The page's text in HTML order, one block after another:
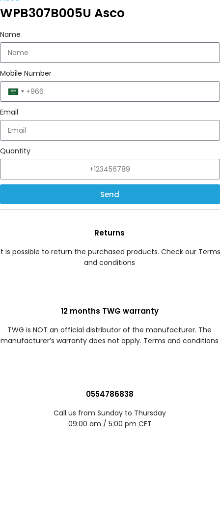
WPB307B005U Asco
Name
Mobile Number
Saudi
Arabia
+966
Email
Quantity
Send
Returns
is possible to return the purchased products. Check our Terms
and conditions
12 months TWG warranty
TWG is NOT an official distributor of the manufacturer. The
manufacturer’s warranty does not apply. Terms and conditions
0554786838
Call us from Sunday to Thursday
09:00 am / 5:00 pm CET